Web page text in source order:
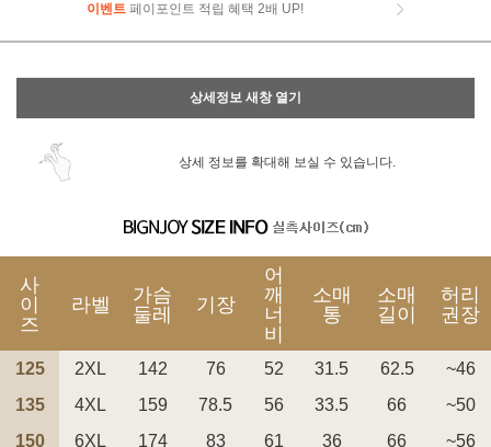
이벤트 페이포인트 적립 혜택 2배 UP!
이벤트페이포인트 적립 혜택 2배 UP!
상세정보 새창 열기
상세 정보를 확대해 보실 수 있습니다.
사
이
즈
라벨
가슴
둘레
기장
어
깨
너
비
소매
통
소매
길이
허리
권장
125 2XL 142 76 52 31.5 62.5
~46
135
4XL 159 78.5 56 33.5 66
~50
150
6XL 174 83 61 36 66 ~56